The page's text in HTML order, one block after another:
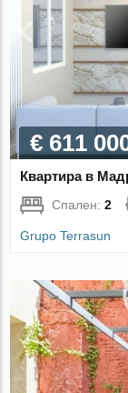
€ 611
Квартира в
Спален:2
Grupo Terrasun